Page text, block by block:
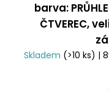
barva:
ČTVEREC,
Skladem (>10 ks) |